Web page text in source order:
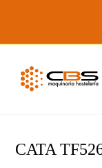
contenido
CATA